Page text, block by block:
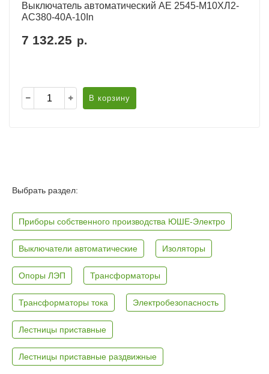
Выключатель автоматический АЕ 2545-М10ХЛ2-
AC380-40А-10In
7 132.25 р.
В корзину
Выбрать раздел:
Приборы собственного производства ЮШЕ-Электро
Выключатели автоматические Изоляторы
Опоры ЛЭП Трансформаторы
Трансформаторы тока Электробезопасность
Лестницы приставные
Лестницы приставные раздвижные